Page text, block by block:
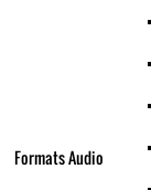
Formats Audio